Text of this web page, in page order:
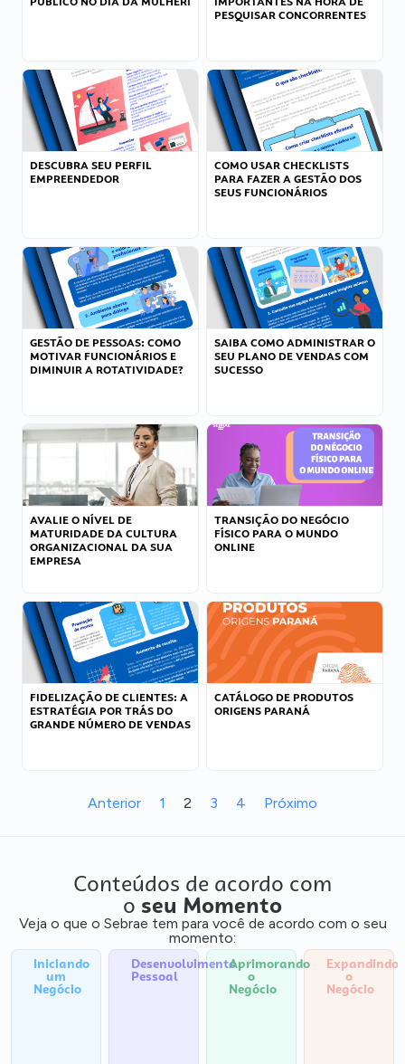
PESQUISAR CONCORRENTES
DESCUBRA SEU PERFIL
EMPREENDEDOR
COMO USAR CHECKLISTS
PARA FAZER A GESTÃO DOS
SEUS FUNCIONÁRIOS
GESTÃO DE PESSOAS: COMO
MOTIVAR FUNCIONÁRIOS E
DIMINUIR A ROTATIVIDADE?
SAIBA COMO ADMINISTRAR O
SEU PLANO DE VENDAS COM
SUCESSO
AVALIE O NÍVEL DE
MATURIDADE DA CULTURA
ORGANIZACIONAL DA SUA
EMPRESA
TRANSIÇÃO DO NEGÓCIO
FÍSICO PARA O MUNDO
ONLINE
FIDELIZAÇÃO DE CLIENTES: A
ESTRATÉGIA POR TRÁS DO
GRANDE NÚMERO DE VENDAS
CATÁLOGO DE PRODUTOS
ORIGENS PARANÁ
Anterior 1 2 3 4 Próximo
Conteúdos de acordo com
o seu Momento
Veja o que o Sebrae tem para você de acordo com o seu
momento:
Iniciando
um
Negócio
Desenvolvimento
Pessoal
Aprimorando
o
Negócio
Expandindo
o
Negócio